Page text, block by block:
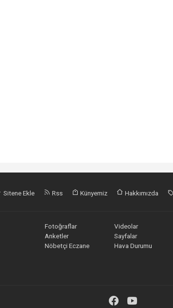
Sitene Ekle Rss Künyemiz Hakkımızda
Fotoğraflar Videolar
Anketler
Sayfalar
Nöbetçi Eczane
Hava Durumu